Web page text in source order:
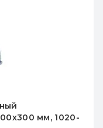
Игровой стол для
Modern Expo,